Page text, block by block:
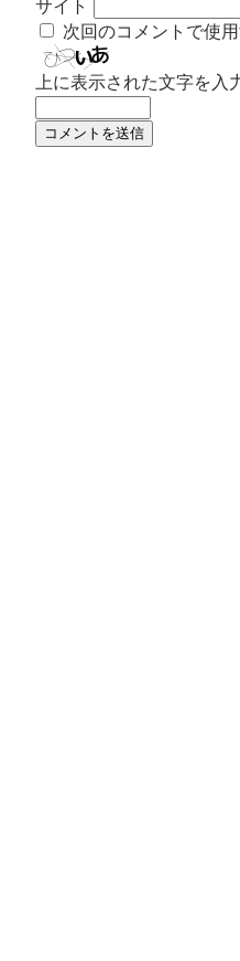
サイト
次回のコメントで使
上に表示された文字を入